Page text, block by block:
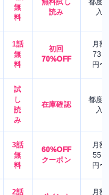
無
料
無料試し
読み
都度
入
1話
無
料
初回
70%OFF
月額
730
円〜
試
し
読
み
在庫確認
都度
入
3話
無
料
60%OFF
クーポン
月額
550
円〜
2話 月額